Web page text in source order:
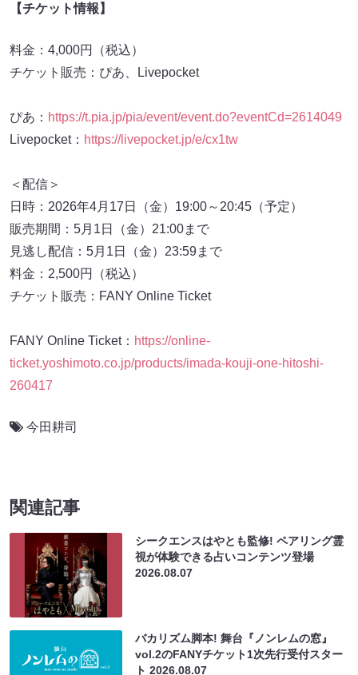
【チケット情報】
料金：4,000円（税込）
チケット販売：ぴあ、Livepocket
ぴあ： https://t.pia.jp/pia/event/event.do?eventCd=2614049
Livepocket： https://livepocket.jp/e/cx1tw
＜配信＞
日時：2026年4月17日（金）19:00～20:45（予定）
販売期間：5月1日（金）21:00まで
見逃し配信：5月1日（金）23:59まで
料金：2,500円（税込）
チケット販売：FANY Online Ticket
FANY Online Ticket： https://online-
ticket.yoshimoto.co.jp/products/imada-kouji-one-hitoshi-
260417
今田耕司
関連記事
シークエンスはやとも監修! ペアリング霊
視が体験できる占いコンテンツ登場
2026.08.07
バカリズム脚本! 舞台『ノンレムの窓』
vol.2のFANYチケット1次先行受付スター
ト2026.08.07